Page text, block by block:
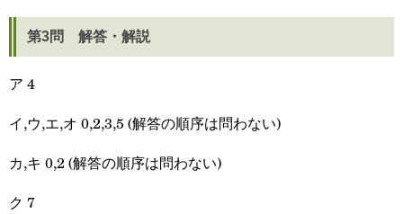
第3問 解答・解説
ア 4
イ,ウ,エ,オ 0,2,3,5 (解答の順序は問わない)
カ,キ 0,2 (解答の順序は問わない)
ク 7